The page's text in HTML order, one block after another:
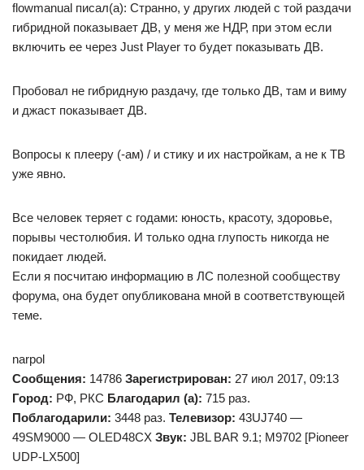
flowmanual писал(а): Странно, у других людей с той раздачи
гибридной показывает ДВ, у меня же НДР, при этом если
включить ее через Just Player то будет показывать ДВ.
Пробовал не гибридную раздачу, где только ДВ, там и виму
и джаст показывает ДВ.
Вопросы к плееру (-ам) / и стику и их настройкам, а не к ТВ
уже явно.
Все человек теряет с годами: юность, красоту, здоровье,
порывы честолюбия. И только одна глупость никогда не
покидает людей.
Если я посчитаю информацию в ЛС полезной сообществу
форума, она будет опубликована мной в соответствующей
теме.
narpol
Сообщения: 14786 Зарегистрирован: 27 июл 2017, 09:13
Город: РФ, РКС Благодарил (а): 715 раз.
Поблагодарили: 3448 раз. Телевизор: 43UJ740 —
49SM9000 — OLED48CX Звук: JBL BAR 9.1; M9702 [Pioneer
UDP-LX500]